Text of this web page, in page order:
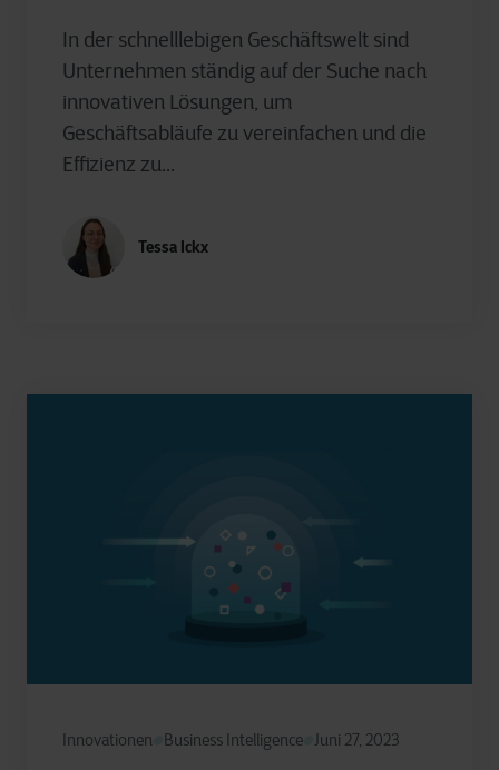
In der schnelllebigen Geschäftswelt sind
Unternehmen ständig auf der Suche nach
innovativen Lösungen, um
Geschäftsabläufe zu vereinfachen und die
Effizienz zu...
Tessa Ickx
Innovationen Business Intelligence Juni 27, 2023